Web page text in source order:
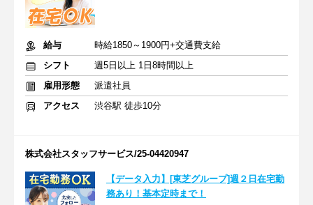
給与
時給1850～1900円+交通費支給
シフト
週5日以上 1日8時間以上
雇用形態
派遣社員
アクセス
渋谷駅 徒歩10分
株式会社スタッフサービス/25-04420947
【データ入力】[東芝グループ]週２日在宅勤
務あり！基本定時まで！